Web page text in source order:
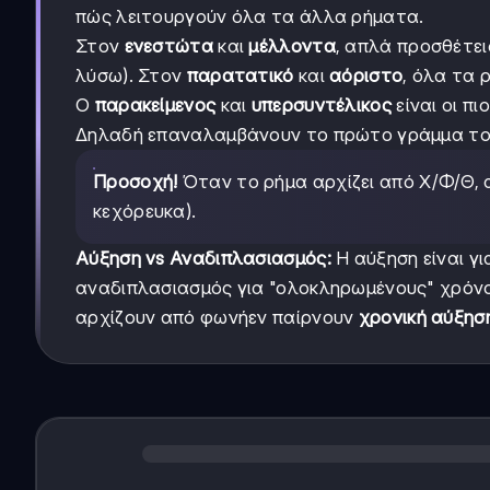
πώς λειτουργούν όλα τα άλλα ρήματα.
Στον ενεστώτακαιμέλλοντα, απλά
λύσω). Στον παρατατικό καιαόριστο, όλα τα
Ο παρακείμενοςκαι υπερσυντέλικοςείναι οι
Δηλαδή επαναλαμβάνουν το πρώτο γράμμα
Προσοχή! Όταν το ρήμα αρχίζει από Χ/Φ/Θ,
κεχόρευκα).
Αύξηση vs Αναδιπλασιασμός:Η αύξηση είναι
αναδιπλασιασμός για "ολοκληρωμένους"
αρχίζουν από φωνήεν παίρνουν χρονική